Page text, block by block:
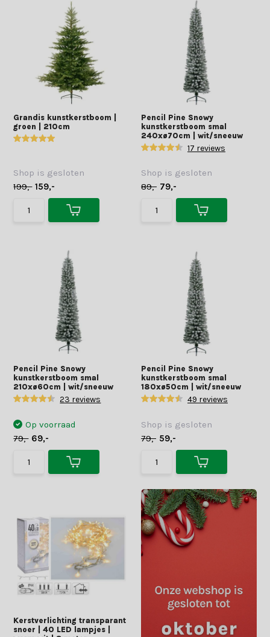
Grandis kunstkerstboom |
groen | 210cm
Shop is gesloten
199,- 159,-
Pencil Pine Snowy
kunstkerstboom smal
240xø70cm | wit/sneeuw
17 reviews
Shop is gesloten
89,- 79,-
Pencil Pine Snowy
kunstkerstboom smal
210xø60cm | wit/sneeuw
23 reviews
Op voorraad
79,- 69,-
Pencil Pine Snowy
kunstkerstboom smal
180xø50cm | wit/sneeuw
49 reviews
Shop is gesloten
79,- 59,-
Kerstverlichting transparant
snoer | 40 LED lampjes |